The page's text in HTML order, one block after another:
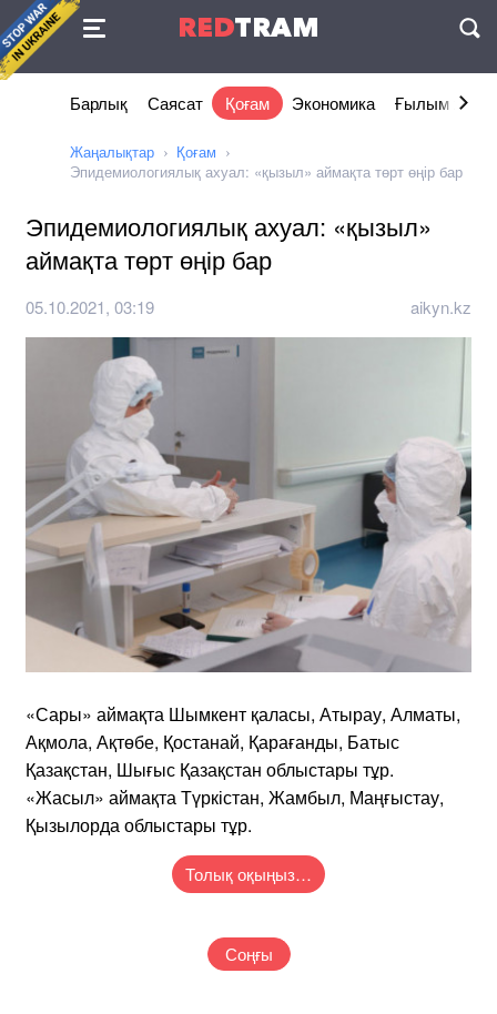
REDTRAM
Келісімі
Барлық Саясат Қоғам Экономика Ғылым және
Жаңалықтар
Қоғам
Эпидемиологиялық ахуал: «қызыл» аймақта төрт өңір бар
Эпидемиологиялық ахуал: «қызыл»
аймақта төрт өңір бар
05.10.2021, 03:19 aikyn.kz
«Сары» аймақта Шымкент қаласы, Атырау, Алматы,
Ақмола, Ақтөбе, Қостанай, Қарағанды, Батыс
Қазақстан, Шығыс Қазақстан облыстары тұр.
«Жасыл» аймақта Түркістан, Жамбыл, Маңғыстау,
Қызылорда облыстары тұр.
Толық оқыңыз…
Соңғы